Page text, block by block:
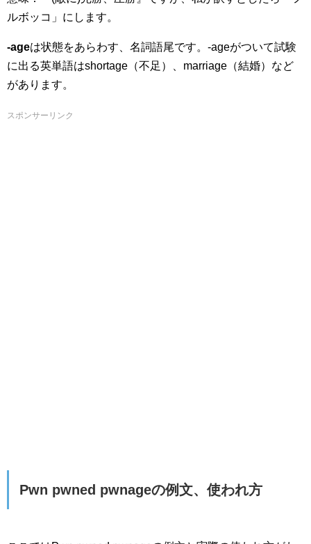
ルボッコ」にします。
-ageは状態をあらわす、名詞語尾です。-ageがついて試験
に出る英単語はshortage（不足）、marriage（結婚）など
があります。
スポンサーリンク
Pwn pwned pwnageの例文、使われ方